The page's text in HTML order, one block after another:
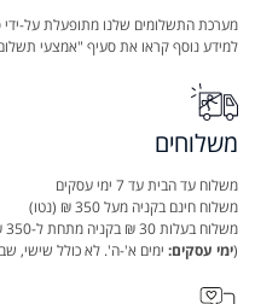
מערכת התשלומים שלנו מתופעלת על-
למידע נוסף קראו את סעיף "אמצעי
משלוחים
משלוח עד הבית עד 7 ימי עסקים
משלוח חינם בקניה מעל 350 ₪ (נטו)
משלוח בעלות 30 ₪ בקניה מתחת ל-350 ₪ (נטו)
(ימי עסקים: ימים א'-ה'. לא כולל שישי,